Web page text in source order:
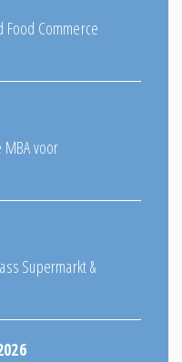
Commerce
voor
Supermarkt &